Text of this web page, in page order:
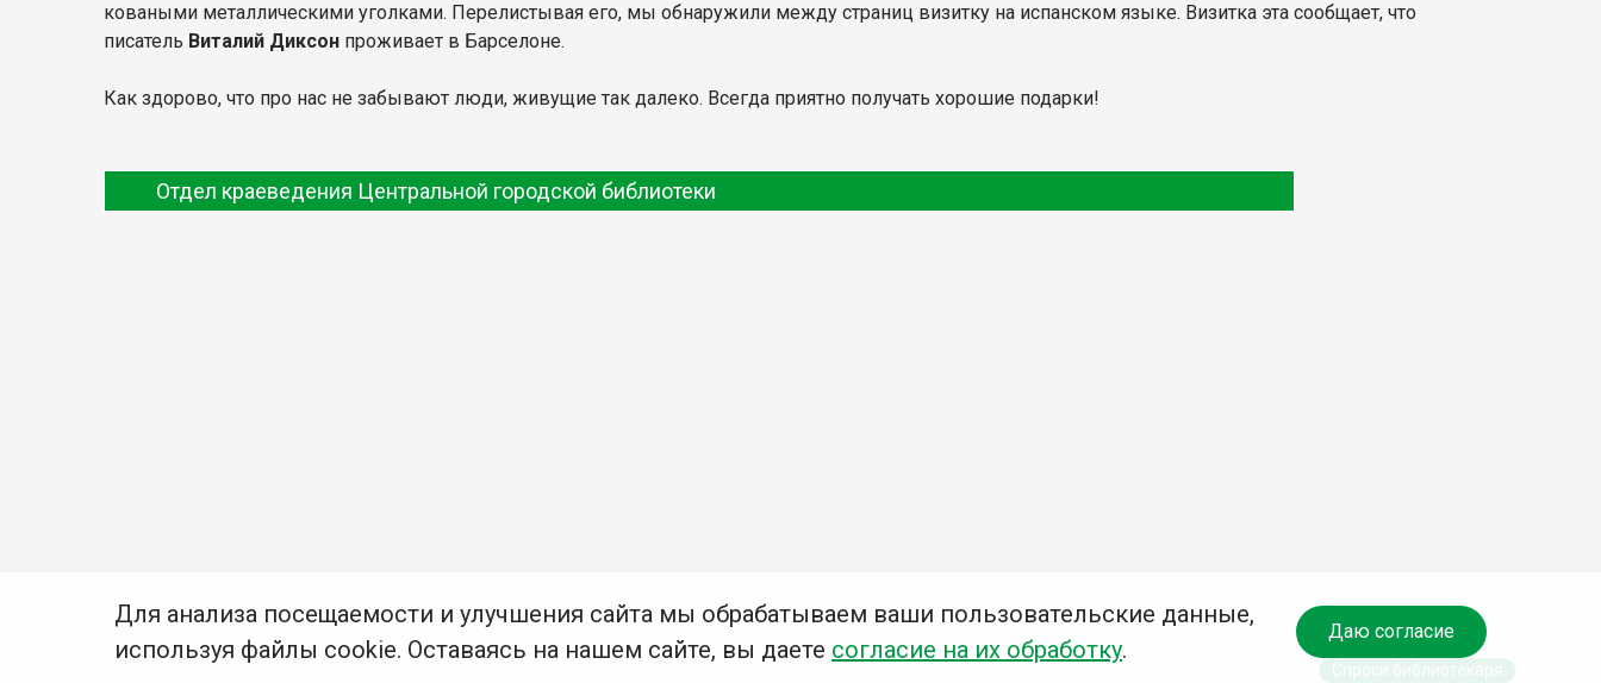
коваными металлическими уголками. Перелистывая его, мы обнаружили между страниц визитку на испанском языке. Визитка эта сообщает, что
писатель Виталий Диксон проживает в Барселоне.
Как здорово, что про нас не забывают люди, живущие так далеко. Всегда приятно получать хорошие подарки!
Отдел краеведения Центральной городской библиотеки
Для анализа посещаемости и улучшения сайта мы обрабатываем ваши пользовательские данные,
используя файлы cookie. Оставаясь на нашем сайте, вы даете согласие на их обработку.
Даю согласие
Спроси библиотекаря